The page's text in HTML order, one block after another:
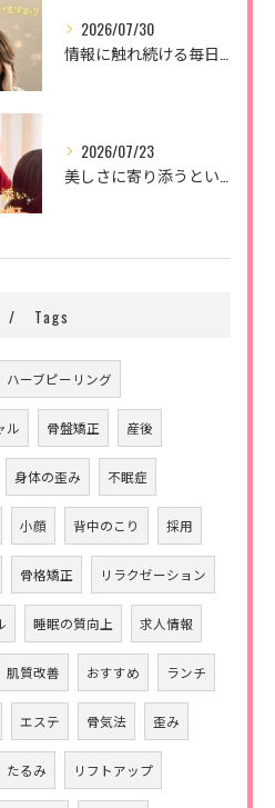
2026/07/30
2026/07/23
Tags
ハーブピーリング
ル 骨盤矯正 産後
身体の歪み 不眠症
小顔 背中のこり 採用
骨格矯正 リラクゼーション
睡眠の質向上 求人情報
肌質改善 おすすめ ランチ
エステ 骨気法 歪み
たるみ リフトアップ